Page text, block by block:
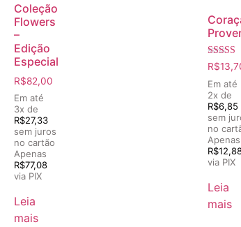
Coleção
Flowers
–
Edição
Especial
R$82,00
Em até
3x de
R$27,33
sem juros
no cartão
Apenas
R$77,08
via PIX
Leia
mais
5.00
de 5
R$
Em até
2x de
R$6,85
sem
no
Apenas
R$
via PIX
Leia
mais